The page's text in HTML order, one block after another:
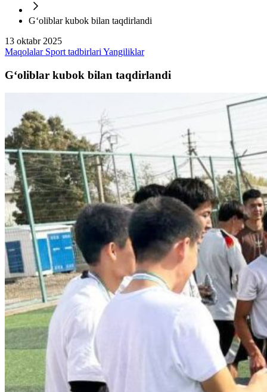
G‘oliblar kubok bilan taqdirlandi
13 oktabr 2025
Maqolalar Sport tadbirlari Yangiliklar
G‘oliblar kubok bilan taqdirlandi